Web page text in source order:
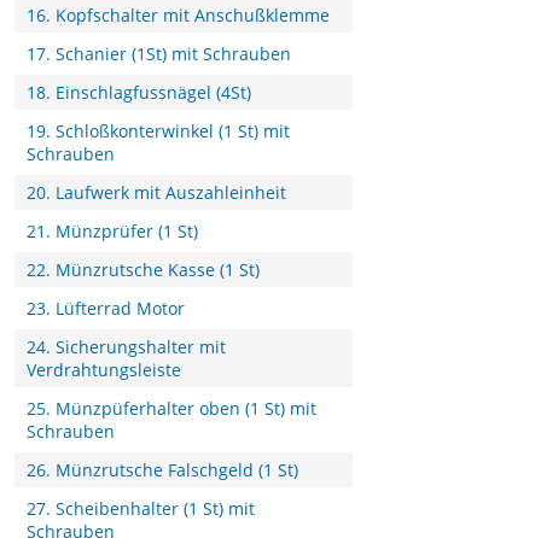
16. Kopfschalter mit Anschußklemme
17. Schanier (1St) mit Schrauben
18. Einschlagfussnägel (4St)
19. Schloßkonterwinkel (1 St) mit
Schrauben
20. Laufwerk mit Auszahleinheit
21. Münzprüfer (1 St)
22. Münzrutsche Kasse (1 St)
23. Lüfterrad Motor
24. Sicherungshalter mit
Verdrahtungsleiste
25. Münzpüferhalter oben (1 St) mit
Schrauben
26. Münzrutsche Falschgeld (1 St)
27. Scheibenhalter (1 St) mit
Schrauben